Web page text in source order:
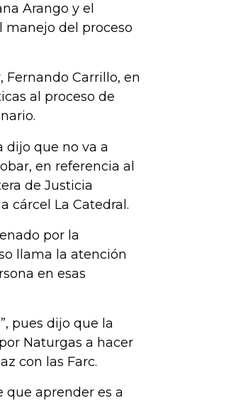
Arango y el
manejo del proceso
Carrillo, en
al proceso de
dijo que no va a
en referencia al
de Justicia
cárcel La Catedral.
por la
llama la atención
en esas
pues dijo que la
Naturgas a hacer
con las Farc.
que aprender es a